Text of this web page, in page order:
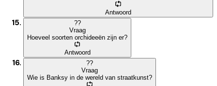
Antwoord
??
Vraag
Hoeveel soorten orchideeën zijn er?
Antwoord
??
Vraag
Wie is Banksy in de wereld van straatkunst?